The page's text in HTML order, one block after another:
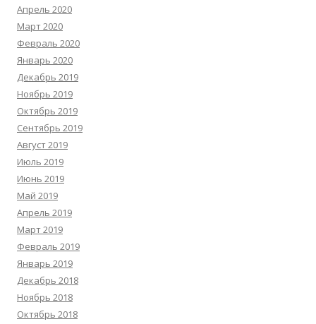
Апрель 2020
Март 2020
Февраль 2020
Январь 2020
Декабрь 2019
Ноябрь 2019
Октябрь 2019
Сентябрь 2019
Август 2019
Июль 2019
Июнь 2019
Май 2019
Апрель 2019
Март 2019
Февраль 2019
Январь 2019
Декабрь 2018
Ноябрь 2018
Октябрь 2018